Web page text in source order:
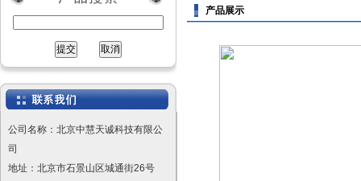
公司名称：北京中慧天诚科技有限公
司
地址：北京市石景山区城通街26号
产品展示